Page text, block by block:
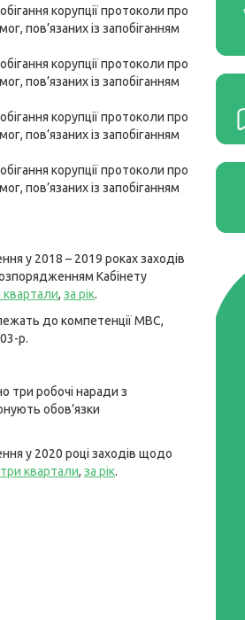
корупції протоколи про
пов’язаних із запобіганням
корупції протоколи про
пов’язаних із запобіганням
корупції протоколи про
пов’язаних із запобіганням
корупції протоколи про
пов’язаних із запобіганням
у 2018 – 2019 роках заходів
Кабінету
квартали, за рік.
до компетенції МВС,
р.
три робочі наради з
обов’язки
у 2020 році заходів щодо
квартали, за рік.